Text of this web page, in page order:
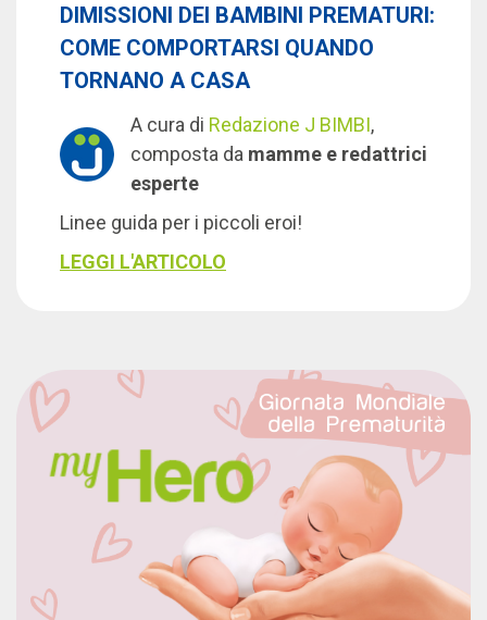
DIMISSIONI DEI BAMBINI PREMATURI:
COME COMPORTARSI QUANDO
TORNANO A CASA
A cura di Redazione J BIMBI,
composta da mamme e redattrici
esperte
Linee guida per i piccoli eroi!
LEGGI L'ARTICOLO